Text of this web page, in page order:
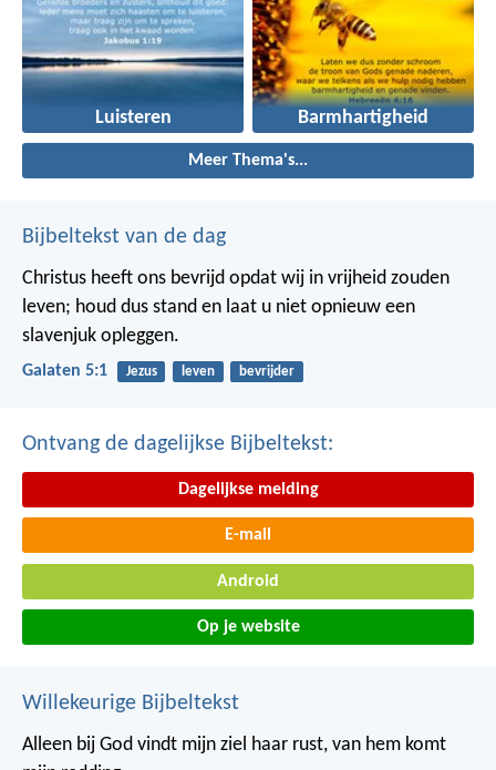
Luisteren Barmhartigheid
Meer Thema's...
Bijbeltekst van de dag
Christus heeft ons bevrijd opdat wij in vrijheid zouden
leven; houd dus stand en laat u niet opnieuw een
slavenjuk opleggen.
Galaten 5:1 Jezus leven bevrijder
Ontvang de dagelijkse Bijbeltekst:
Dagelijkse melding
E-mail
Android
Op je website
Willekeurige Bijbeltekst
Alleen bij God vindt mijn ziel haar rust, van hem komt